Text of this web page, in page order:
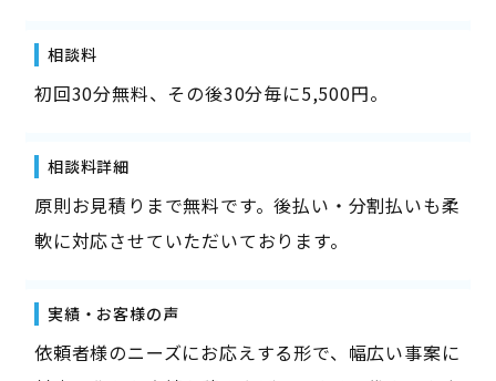
相談料
初回30分無料、その後30分毎に5,500円。
相談料詳細
原則お見積りまで無料です。後払い・分割払いも柔
軟に対応させていただいております。
実績・お客様の声
依頼者様のニーズにお応えする形で、幅広い事案に